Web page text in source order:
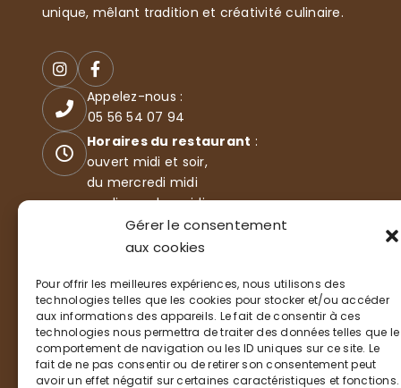
Gérer le consentement
aux cookies
Pour offrir les meilleures expériences, nous utilisons des
technologies telles que les cookies pour stocker et/ou accéder
aux informations des appareils. Le fait de consentir à ces
technologies nous permettra de traiter des données telles que le
comportement de navigation ou les ID uniques sur ce site. Le
fait de ne pas consentir ou de retirer son consentement peut
avoir un effet négatif sur certaines caractéristiques et fonctions.
unique, mêlant tradition et créativité culinaire.
Appelez-nous :
05 56 54 07 94
Horaires du restaurant :
ouvert midi et soir,
du mercredi midi
au dimanche midi
35 Boulevard de l'océan
33115 LA TESTE-DE-BUCH